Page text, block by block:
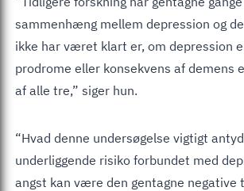
sammenhæng mellem depression og
ikke har været klart er, om depression
prodrome eller konsekvens af demens
af alle tre,” siger hun.
“Hvad denne undersøgelse vigtigt
underliggende risiko forbundet med
angst kan være den gentagne negative